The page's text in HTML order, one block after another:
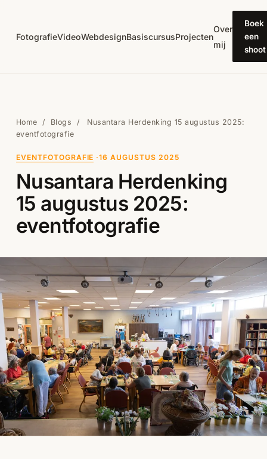
FotografieVideoWebdesignBasiscursusProjecten
Over
mij
Boek
een
shoot
Home / Blogs /
Nusantara Herdenking 15 augustus 2025:
eventfotografie
EVENTFOTOGRAFIE ·16 AUGUSTUS 2025
Nusantara Herdenking
15 augustus 2025:
eventfotografie